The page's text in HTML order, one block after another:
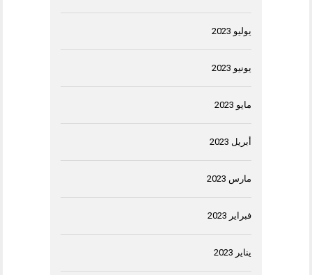
يوليو 2023
يونيو 2023
مايو 2023
أبريل 2023
مارس 2023
فبراير 2023
يناير 2023